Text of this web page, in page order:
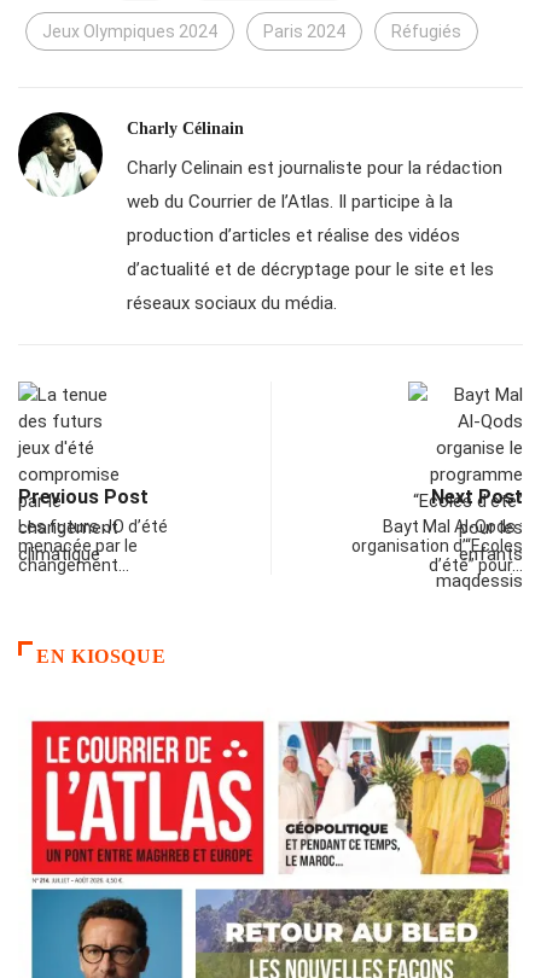
Jeux Olympiques 2024 Paris 2024 Réfugiés
Charly Célinain
Charly Celinain est journaliste pour la rédaction
web du Courrier de l’Atlas. Il participe à la
production d’articles et réalise des vidéos
d’actualité et de décryptage pour le site et les
réseaux sociaux du média.
Previous Post
Les futurs JO d’été
menacée par le
changement…
Next Post
Bayt Mal Al-Qods :
organisation d’“Ecoles
d’été” pour…
EN KIOSQUE